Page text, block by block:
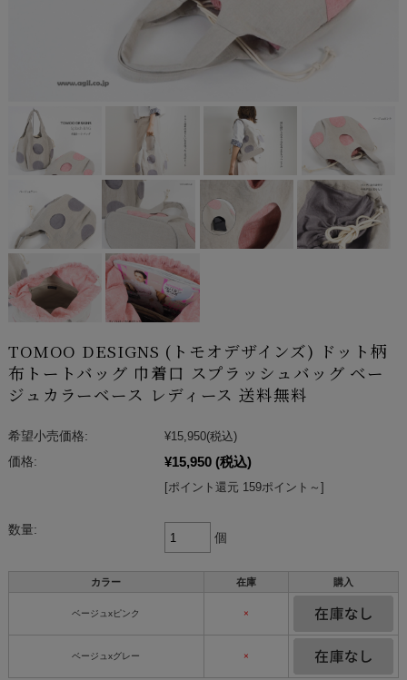
TOMOO DESIGNS (トモオデザインズ) ドット柄
布トートバッグ 巾着口 スプラッシュバッグ ベー
ジュカラーベース レディース 送料無料
希望小売価格: ¥15,950(税込)
価格:
¥15,950 (税込)
[ポイント還元 159ポイント～]
数量:
個
カラー 在庫 購入
ベージュxピンク ×
ベージュxグレー ×